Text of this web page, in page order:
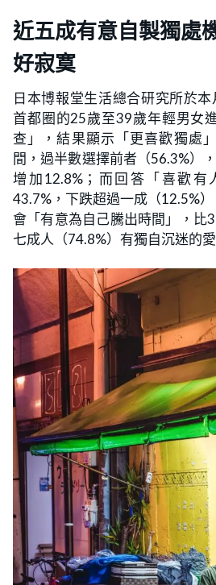
近五成有意自製獨
好寂寞
日本博報堂生活總合研究所於
首都圈的25歲至39歲年輕男女
查」，結果顯示「更喜歡獨處
間，過半數選擇前者（56.3%）
增加12.8%；而回答「喜歡有
43.7%，下跌超過一成（12.5%
會「有意為自己騰出時間」，比
七成人（74.8%）有獨自沉迷的愛